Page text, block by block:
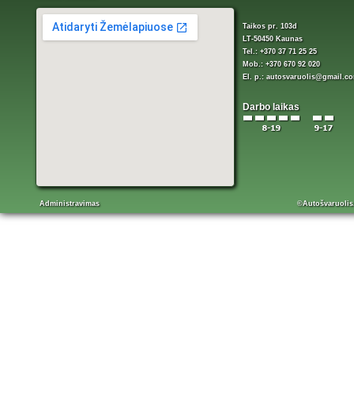
Taikos pr. 103d
LT-50450 Kaunas
Tel.: +370 37 71 25 25
Mob.: +370 670 92 020
El. p.:
Darbo laikas
Administravimas